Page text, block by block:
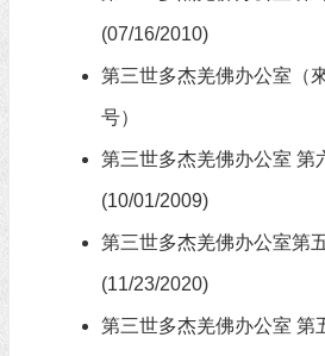
(07/16/2010)
第三世多杰羌佛办公室（
号）
第三世多杰羌佛办公室 第
(10/01/2009)
第三世多杰羌佛办公室第
(11/23/2020)
第三世多杰羌佛办公室 第